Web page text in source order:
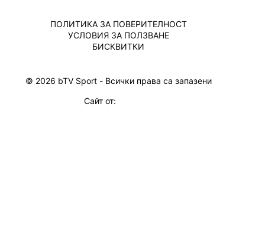
© 2026 bTV Sport - Всички права са запазени
ПОЛИТИКА ЗА ПОВЕРИТЕЛНОСТ
УСЛОВИЯ ЗА ПОЛЗВАНЕ
БИСКВИТКИ
Сайт от: